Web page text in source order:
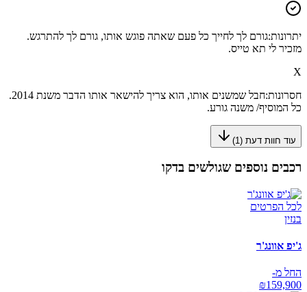
יתרונות:גורם לך לחייך כל פעם שאתה פוגש אותו, גורם לך להתרגש.
מזכיר לי תא טייס.
X
חסרונות:
חבל שמשנים אותו, הוא צריך להישאר אותו הדבר משנת 2014.
כל המוסיף/ משנה גורע.
עוד חוות דעת (1
)
רכבים נוספים שגולשים בדקו
לכל הפרטים
בנזין
ג'יפ אוונג'ר
החל מ-
₪159,900